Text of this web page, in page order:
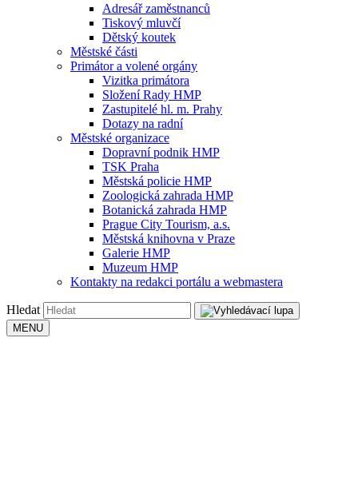
Adresář zaměstnanců
Tiskový mluvčí
Dětský koutek
Městské části
Primátor a volené orgány
Vizitka primátora
Složení Rady HMP
Zastupitelé hl. m. Prahy
Dotazy na radní
Městské organizace
Dopravní podnik HMP
TSK Praha
Městská policie HMP
Zoologická zahrada HMP
Botanická zahrada HMP
Prague City Tourism, a.s.
Městská knihovna v Praze
Galerie HMP
Muzeum HMP
Kontakty na redakci portálu a webmastera
Hledat
MENU